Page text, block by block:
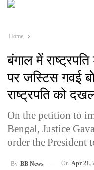
Home
बंगाल में
पर जस्टिस गवई
राष्ट्रपति को
On the petition to
Bengal, Justice
order the President
By BB News On Apr 21,